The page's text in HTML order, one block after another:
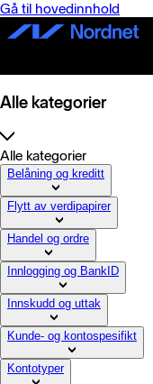
Gå til hovedinnhold
Alle kategorier
Alle kategorier
Belåning og kreditt
Flytt av verdipapirer
Handel og ordre
Innlogging og BankID
Innskudd og uttak
Kunde- og kontospesifikt
Kontotyper